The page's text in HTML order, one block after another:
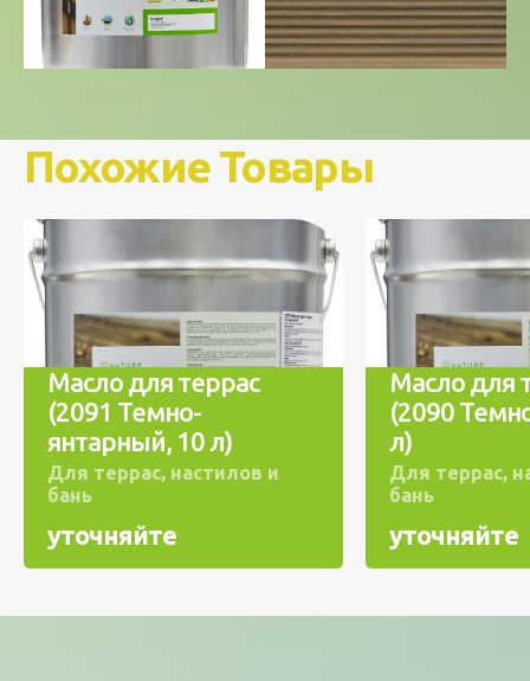
Похожие Товары
Масло для террас
(2091 Темно-
янтарный, 10 л)
Для террас, настилов и
бань
уточняйте
Масло для
(2090
л)
Для террас,
бань
уточняйте